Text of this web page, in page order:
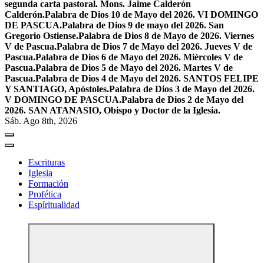
segunda carta pastoral. Mons. Jaime Calderón
Calderón.Palabra de Dios 10 de Mayo del 2026. VI DOMINGO
DE PASCUA.Palabra de Dios 9 de mayo del 2026. San
Gregorio Ostiense.Palabra de Dios 8 de Mayo de 2026. Viernes
V de Pascua.Palabra de Dios 7 de Mayo del 2026. Jueves V de
Pascua.Palabra de Dios 6 de Mayo del 2026. Miércoles V de
Pascua.Palabra de Dios 5 de Mayo del 2026. Martes V de
Pascua.Palabra de Dios 4 de Mayo del 2026. SANTOS FELIPE
Y SANTIAGO, Apóstoles.Palabra de Dios 3 de Mayo del 2026.
V DOMINGO DE PASCUA.Palabra de Dios 2 de Mayo del
2026. SAN ATANASIO, Obispo y Doctor de la Iglesia.
Sáb. Ago 8th, 2026
Escrituras
Iglesia
Formación
Profética
Espíritualidad